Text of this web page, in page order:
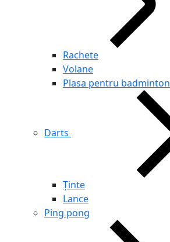
Rachete
Volane
Plasa pentru badminton
Darts
Ținte
Lance
Ping pong